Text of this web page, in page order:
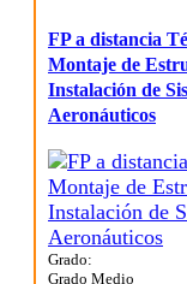
FP a distancia
Montaje de
Instalación de
Aeronáuticos
Grado:
Grado Medio